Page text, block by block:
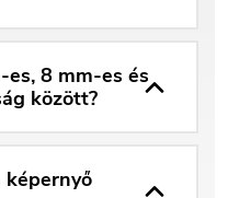
8 mm-es és
között?